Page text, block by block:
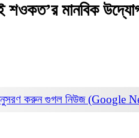
শওকত’র মানবিক
করুনগুগল নিউজ (Google